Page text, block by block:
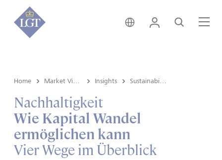
Liechtenstein • Deutsch
Login Suche
Home Insights
Nachhaltigkeit
Wie Kapital Wandel
ermöglichen kann
Vier Wege im Überblick